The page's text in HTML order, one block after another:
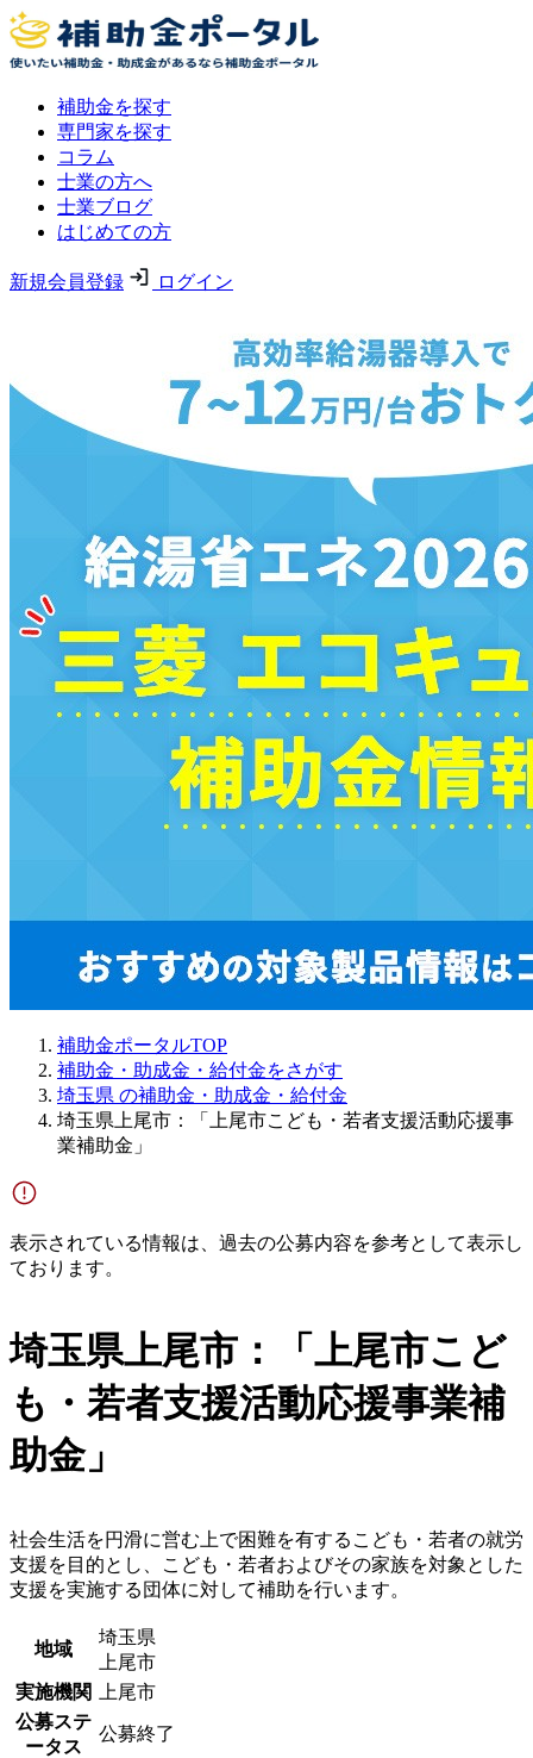
補助金を探す
専門家を探す
コラム
士業の方へ
士業ブログ
はじめての方
新規会員登録 ログイン
補助金ポータルTOP
補助金・助成金・給付金をさがす
埼玉県 の補助金・助成金・給付金
埼玉県上尾市：「上尾市こども・若者支援活動応援事
業補助金」
表示されている情報は、過去の公募内容を参考として表示し
ております。
埼玉県上尾市：「上尾市こど
も・若者支援活動応援事業補
助金」
社会生活を円滑に営む上で困難を有するこども・若者の就労
支援を目的とし、こども・若者およびその家族を対象とした
支援を実施する団体に対して補助を行います。
地域
埼玉県
上尾市
実施機関
上尾市
公募ステ
ータス
公募終了